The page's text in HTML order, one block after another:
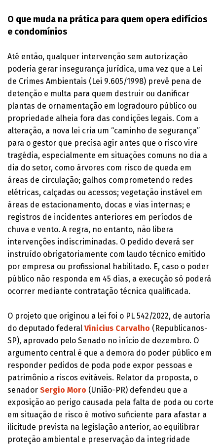
O que muda na prática para quem opera edifícios
e condomínios
Até então, qualquer intervenção sem autorização
poderia gerar insegurança jurídica, uma vez que a Lei
de Crimes Ambientais (Lei 9.605/1998) prevê pena de
detenção e multa para quem destruir ou danificar
plantas de ornamentação em logradouro público ou
propriedade alheia fora das condições legais. Com a
alteração, a nova lei cria um “caminho de segurança”
para o gestor que precisa agir antes que o risco vire
tragédia, especialmente em situações comuns no dia a
dia do setor, como árvores com risco de queda em
áreas de circulação; galhos comprometendo redes
elétricas, calçadas ou acessos; vegetação instável em
áreas de estacionamento, docas e vias internas; e
registros de incidentes anteriores em períodos de
chuva e vento. A regra, no entanto, não libera
intervenções indiscriminadas. O pedido deverá ser
instruído obrigatoriamente com laudo técnico emitido
por empresa ou profissional habilitado. E, caso o poder
público não responda em 45 dias, a execução só poderá
ocorrer mediante contratação técnica qualificada.
O projeto que originou a lei foi o PL 542/2022, de autoria
do deputado federal Vinicius Carvalho (Republicanos-
SP), aprovado pelo Senado no início de dezembro. O
argumento central é que a demora do poder público em
responder pedidos de poda pode expor pessoas e
patrimônio a riscos evitáveis. Relator da proposta, o
senador Sergio Moro (União-PR) defendeu que a
exposição ao perigo causada pela falta de poda ou corte
em situação de risco é motivo suficiente para afastar a
ilicitude prevista na legislação anterior, ao equilibrar
proteção ambiental e preservação da integridade